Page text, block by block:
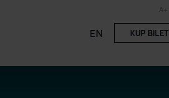
EN KUP BILET